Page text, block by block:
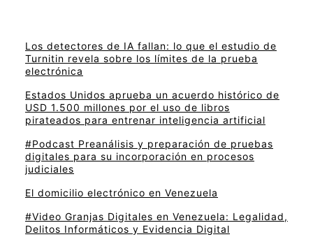
Los detectores de IA fallan: lo que el estudio de
Turnitin revela sobre los límites de la prueba
electrónica
Estados Unidos aprueba un acuerdo histórico de
USD 1.500 millones por el uso de libros
pirateados para entrenar inteligencia artificial
#Podcast Preanálisis y preparación de pruebas
digitales para su incorporación en procesos
judiciales
El domicilio electrónico en Venezuela
#Video Granjas Digitales en Venezuela: Legalidad,
Delitos Informáticos y Evidencia Digital